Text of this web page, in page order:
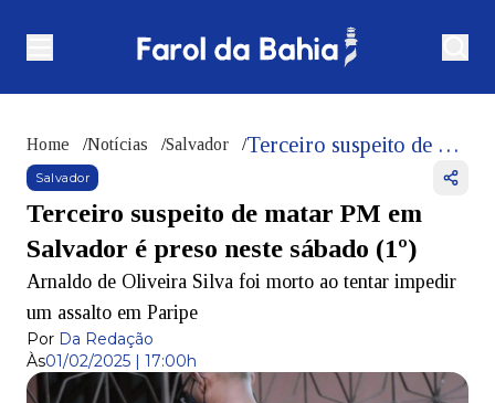
Home /Notícias /Salvador / Terceiro suspeito de matar PM em Salvador é preso neste sábado (1º)
Salvador
Terceiro suspeito de matar PM em
Salvador é preso neste sábado (1º)
Arnaldo de Oliveira Silva foi morto ao tentar impedir
um assalto em Paripe
Por Da Redação
Às01/02/2025 | 17:00h